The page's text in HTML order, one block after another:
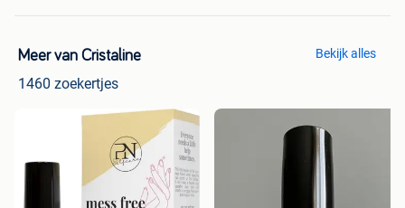
Meer van Cristaline
1460 zoekertjes
Bekijk alles